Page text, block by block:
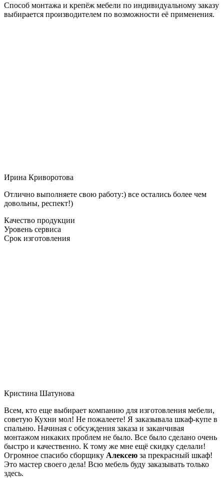
Способ монтажа и крепёж мебели по индивидуальному заказу
выбирается производителем по возможности её применения.
Ирина Криворотова
Отлично выполняете свою работу:) все остались более чем
довольны, респект!)
Качество продукции
Уровень сервиса
Срок изготовления
Кристина Шатунова
Всем, кто еще выбирает компанию для изготовления мебели,
советую Кухни мол! Не пожалеете! Я заказывала шкаф-купе в
спальню. Начиная с обсуждения заказа и заканчивая
монтажом никаких проблем не было. Все было сделано очень
быстро и качественно. К тому же мне ещё скидку сделали!
Огромное спасибо сборщику Алексею за прекрасный шкаф!
Это мастер своего дела! Всю мебель буду заказывать только
здесь.